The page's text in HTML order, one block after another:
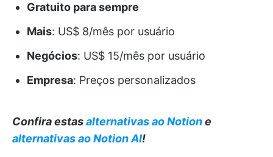
Gratuito para sempre
Mais: US$ 8/mês por usuário
Negócios: US$ 15/mês por usuário
Empresa: Preços personalizados
Confira estasalternativas ao Notione
alternativas ao Notion AI!